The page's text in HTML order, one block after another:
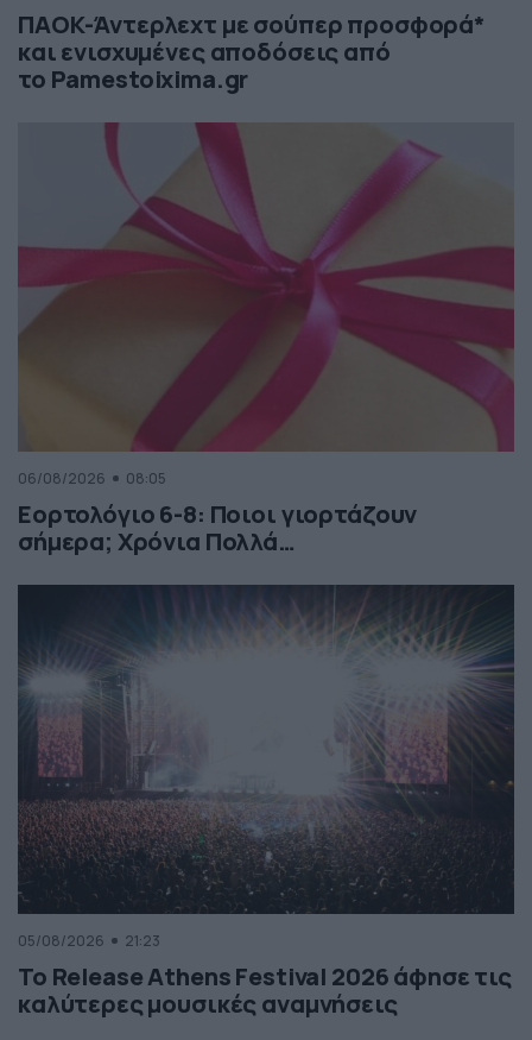
ΠΑΟΚ-Άντερλεχτ με σούπερ προσφορά*
και ενισχυμένες αποδόσεις από
το Pamestoixima.gr
06/08/2026 08:05
Εορτολόγιο 6-8: Ποιοι γιορτάζουν
σήμερα; Χρόνια Πολλά…
05/08/2026 21:23
Το Release Athens Festival 2026 άφησε τις
καλύτερες μουσικές αναμνήσεις